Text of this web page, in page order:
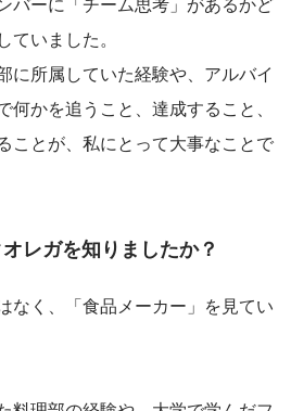
ていました。
に所属していた経験や、アルバイ
何かを追うこと、達成すること、
ことが、私にとって大事なことで
レガを知りましたか？
なく、「食品メーカー」を見てい